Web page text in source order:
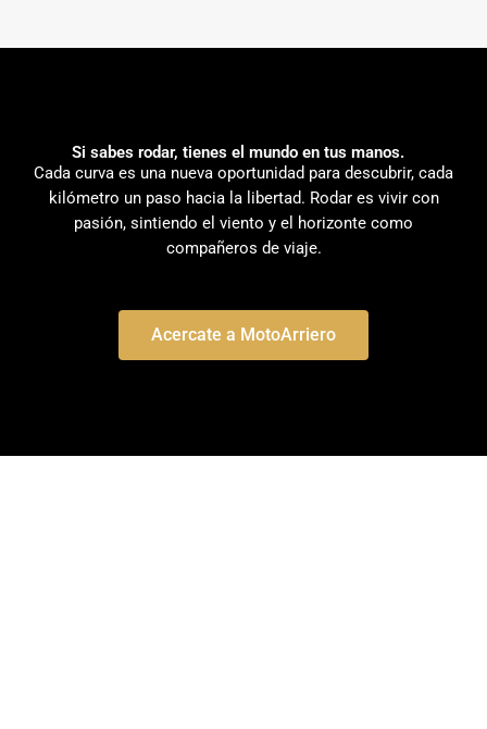
Si sabes rodar, tienes el mundo en tus manos.
Cada curva es una nueva oportunidad para descubrir, cada
kilómetro un paso hacia la libertad. Rodar es vivir con
pasión, sintiendo el viento y el horizonte como
compañeros de viaje.
Acercate a MotoArriero